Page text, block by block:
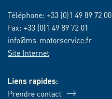
Téléphone: +33 (0)1 49 89 72 00
Fax: +33 (0)1 49 89 72 01
info@ms-motorservice.fr
Site Internet
Liens rapides:
Prendre contact